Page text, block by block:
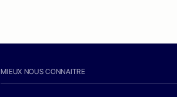
MIEUX NOUS CONNAITRE